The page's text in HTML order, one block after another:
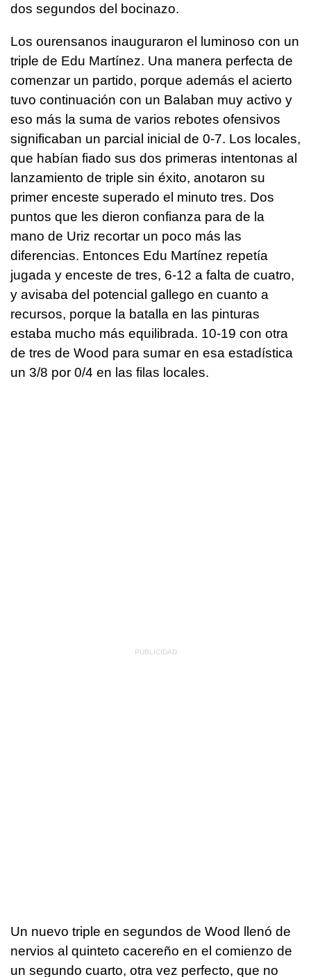
dos segundos del bocinazo.
Los ourensanos inauguraron el luminoso con un
triple de Edu Martínez. Una manera perfecta de
comenzar un partido, porque además el acierto
tuvo continuación con un Balaban muy activo y
eso más la suma de varios rebotes ofensivos
significaban un parcial inicial de 0-7. Los locales,
que habían fiado sus dos primeras intentonas al
lanzamiento de triple sin éxito, anotaron su
primer enceste superado el minuto tres. Dos
puntos que les dieron confianza para de la
mano de Uriz recortar un poco más las
diferencias. Entonces Edu Martínez repetía
jugada y enceste de tres, 6-12 a falta de cuatro,
y avisaba del potencial gallego en cuanto a
recursos, porque la batalla en las pinturas
estaba mucho más equilibrada. 10-19 con otra
de tres de Wood para sumar en esa estadística
un 3/8 por 0/4 en las filas locales.
Un nuevo triple en segundos de Wood llenó de
nervios al quinteto cacereño en el comienzo de
un segundo cuarto, otra vez perfecto, que no